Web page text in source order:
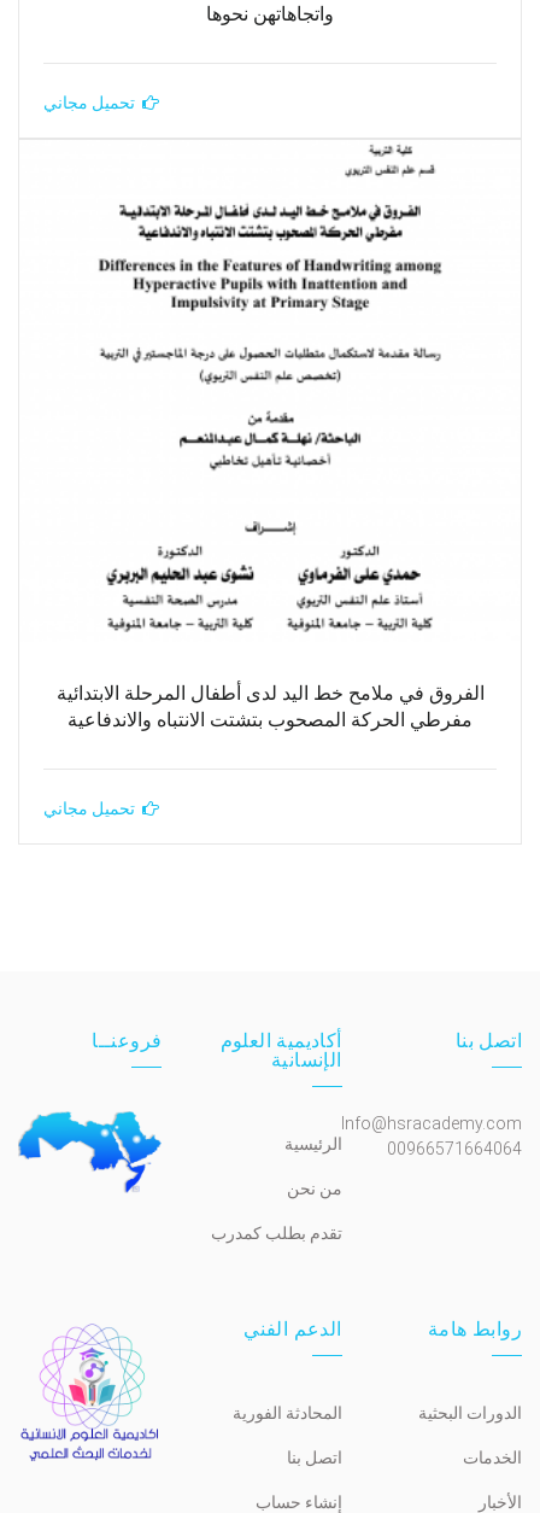
واتجاهاتهن نحوها
تحميل مجاني
الفروق في ملامح خط اليد لدى أطفال المرحلة الابتدائية
مفرطي الحركة المصحوب بتشتت الانتباه والاندفاعية
تحميل مجاني
اتصل بنا
Info@hsracademy.com
00966571664064
أكاديمية العلوم
الإنسانية
الرئيسية
من نحن
تقدم بطلب كمدرب
فروعنــا
روابط هامة
الدورات البحثية
الخدمات
الأخبار
الدعم الفني
المحادثة الفورية
اتصل بنا
إنشاء حساب